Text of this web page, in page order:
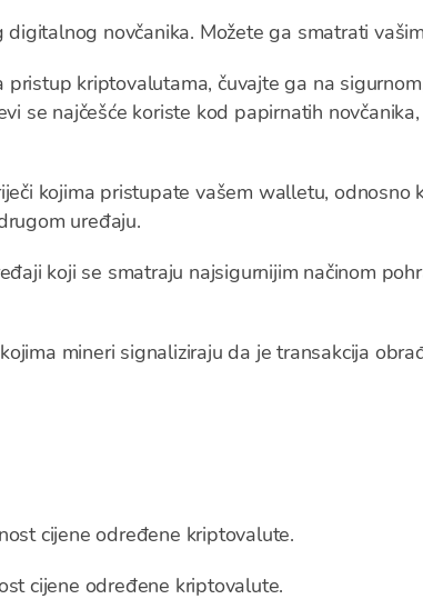
digitalnog novčanika. Možete ga smatrati
kriptovalutama, čuvajte ga na
se najčešće koriste kod papirnatih
kojima pristupate vašem walletu, odnosno
uređaju.
koji se smatraju najsigurnijim načinom
mineri signaliziraju da je transakcija
cijene određene kriptovalute.
cijene određene kriptovalute.